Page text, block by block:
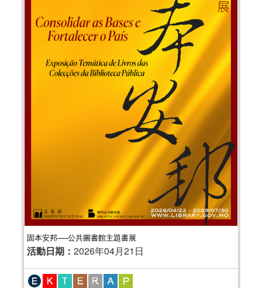
固本安邦──公共圖書館主題書展
活動日期： 2026年04月21日